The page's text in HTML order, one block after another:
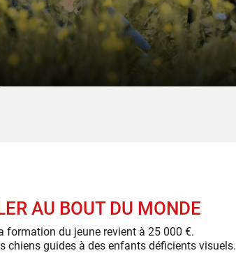
AU BOUT DU MONDE
formation du jeune revient à 25 000 €.
chiens guides à des enfants déficients visuels.